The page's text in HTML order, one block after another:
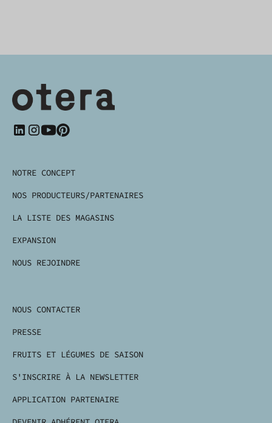
NOTRE CONCEPT
NOS PRODUCTEURS/PARTENAIRES
LA LISTE DES MAGASINS
EXPANSION
NOUS REJOINDRE
NOUS CONTACTER
PRESSE
FRUITS ET LÉGUMES DE SAISON
S'INSCRIRE À LA NEWSLETTER
APPLICATION PARTENAIRE